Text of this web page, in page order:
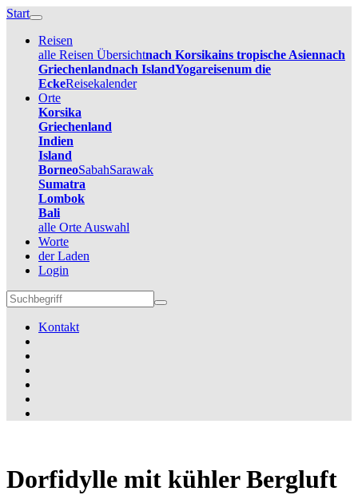
Start
Reisen
alle Reisen Übersichtnach Korsikains tropische Asiennach
Griechenlandnach IslandYogareisenum die
EckeReisekalender
Orte
Korsika
Griechenland
Indien
Island
BorneoSabahSarawak
Sumatra
Lombok
Bali
alle Orte Auswahl
Worte
der Laden
Login
Kontakt
Dorfidylle mit kühler Bergluft